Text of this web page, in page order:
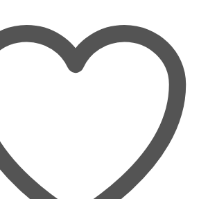
auf
der
Produktseite